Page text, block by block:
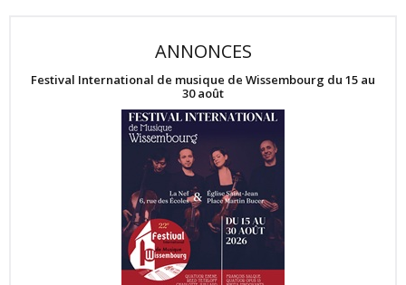
ANNONCES
Festival International de musique de Wissembourg du 15 au
30 août